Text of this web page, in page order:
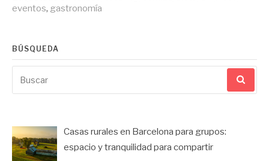
eventos, gastronomía
BÚSQUEDA
por:
Casas rurales en Barcelona para grupos:
espacio y tranquilidad para compartir